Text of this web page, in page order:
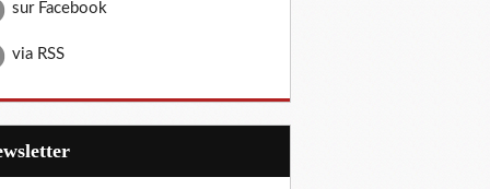
sur Facebook
via RSS